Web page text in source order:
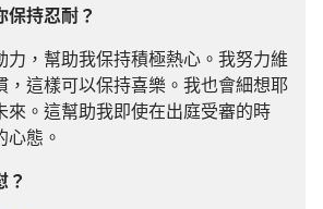
持忍耐？
力，幫助我保持積極熱心。我努力維
，這樣可以保持喜樂。我也會細想耶
來。這幫助我即使在出庭受審的時
態。
？